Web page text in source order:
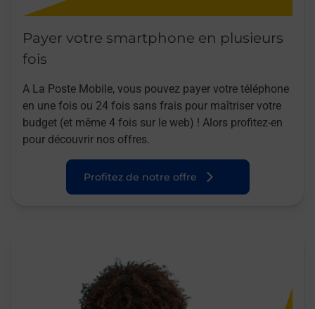
Payer votre smartphone en plusieurs
fois
A La Poste Mobile, vous pouvez payer votre téléphone
en une fois ou 24 fois sans frais pour maîtriser votre
budget (et même 4 fois sur le web) ! Alors profitez-en
pour découvrir nos offres.
Profitez de notre offre